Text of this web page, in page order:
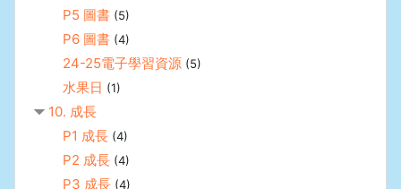
P5 圖書 (5)
P6 圖書 (4)
24-25電子學習資源 (5)
水果日 (1)
10. 成長
P1 成長 (4)
P2 成長 (4)
P3 成長 (4)